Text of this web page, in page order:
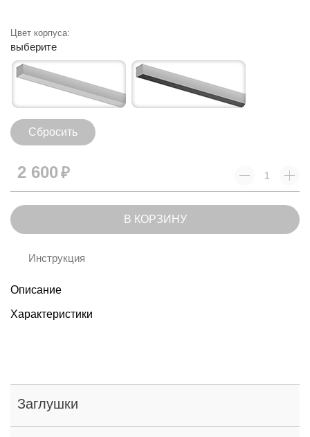
Инструкция
Описание
Характеристики
Цвет корпуса:
выберите
Сбросить
2 600₽
В КОРЗИНУ
Заглушки